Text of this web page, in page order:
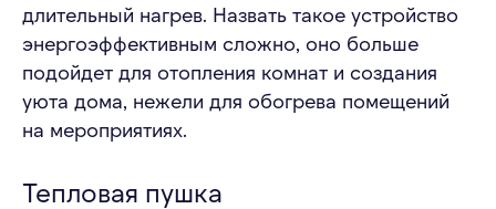
длительный нагрев. Назвать такое устройство
энергоэффективным сложно, оно больше
подойдет для отопления комнат и создания
уюта дома, нежели для обогрева помещений
на мероприятиях.
Тепловая пушка